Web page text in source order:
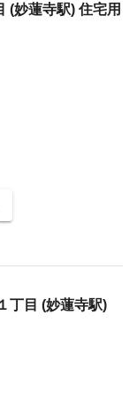
(妙蓮寺駅) 住宅用
丁目 (妙蓮寺駅)